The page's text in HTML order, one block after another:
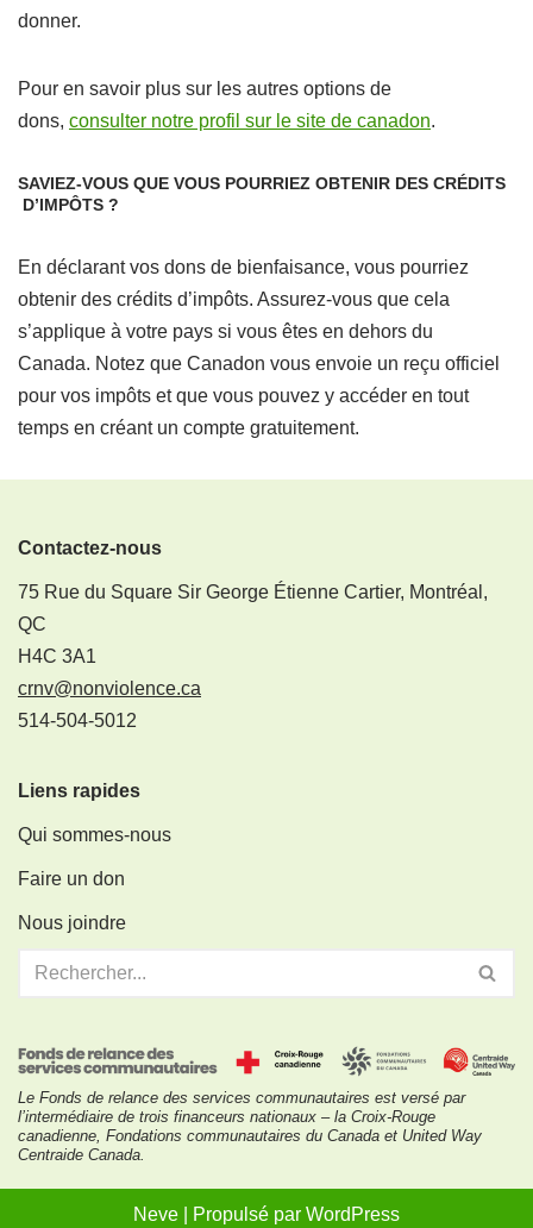
donner.
Pour en savoir plus sur les autres options de
dons, consulter notre profil sur le site de canadon.
SAVIEZ-VOUS QUE VOUS POURRIEZ OBTENIR DES CRÉDITS
D’IMPÔTS ?
En déclarant vos dons de bienfaisance, vous pourriez
obtenir des crédits d’impôts. Assurez-vous que cela
s’applique à votre pays si vous êtes en dehors du
Canada. Notez que Canadon vous envoie un reçu officiel
pour vos impôts et que vous pouvez y accéder en tout
temps en créant un compte gratuitement.
Contactez-nous
75 Rue du Square Sir George Étienne Cartier, Montréal,
QC
H4C 3A1
crnv@nonviolence.ca
514-504-5012
Liens rapides
Qui sommes-nous
Faire un don
Nous joindre
Le Fonds de relance des services communautaires est versé par
l’intermédiaire de trois financeurs nationaux – la Croix-Rouge
canadienne, Fondations communautaires du Canada et United Way
Centraide Canada.
Neve | Propulsé par WordPress